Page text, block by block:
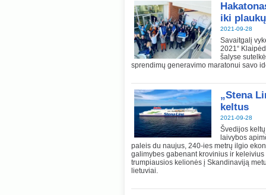
iki
2021-09-28
Savaitgalį
2021“
šalyse
sprendimų generavimo maratonui savo
„Stena
keltus
2021-09-28
Švedijos
laivybos
paleis du naujus, 240-ies metrų ilgio
galimybes gabenant krovinius ir
trumpiausios kelionės į Skandinaviją
lietuviai.